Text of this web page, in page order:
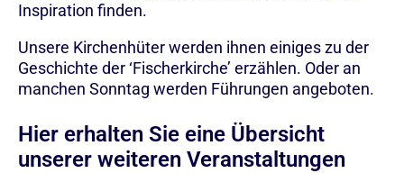
Inspiration finden.
Unsere Kirchenhüter werden ihnen einiges zu der
Geschichte der ‘Fischerkirche’ erzählen. Oder an
manchen Sonntag werden Führungen angeboten.
Hier erhalten Sie eine Übersicht
unserer weiteren Veranstaltungen